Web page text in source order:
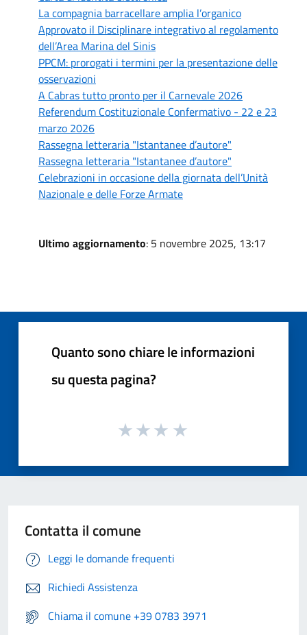
La compagnia barracellare amplia l’organico
Approvato il Disciplinare integrativo al regolamento
dell’Area Marina del Sinis
PPCM: prorogati i termini per la presentazione delle
osservazioni
A Cabras tutto pronto per il Carnevale 2026
Referendum Costituzionale Confermativo - 22 e 23
marzo 2026
Rassegna letteraria "Istantanee d’autore"
Rassegna letteraria "Istantanee d’autore"
Celebrazioni in occasione della giornata dell’Unità
Nazionale e delle Forze Armate
Ultimo aggiornamento: 5 novembre 2025, 13:17
Quanto sono chiare le informazioni
su questa pagina?
Contatta il comune
Leggi le domande frequenti
Richiedi Assistenza
Chiama il comune +39 0783 3971